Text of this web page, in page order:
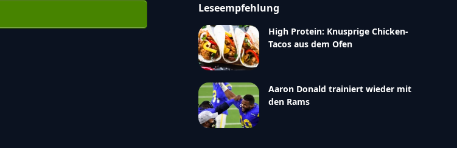
Leseempfehlung
High Protein: Knusprige Chicken-
Tacos aus dem Ofen
Aaron Donald trainiert wieder mit
den Rams